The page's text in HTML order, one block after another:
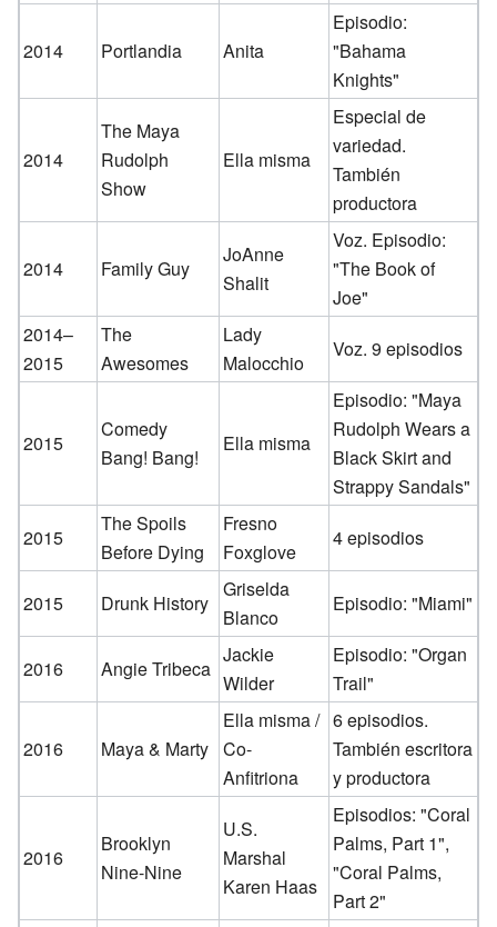
2014 Portlandia Anita
Episodio:
"Bahama
Knights"
2014
The Maya
Rudolph
Show
Ella misma
Especial de
variedad.
También
productora
2014 Family Guy
JoAnne
Shalit
Voz. Episodio:
"The Book of
Joe"
2014–
2015
The
Awesomes
Lady
Malocchio
Voz. 9 episodios
2015
Comedy
Bang! Bang!
Ella misma
Episodio: "Maya
Rudolph Wears a
Black Skirt and
Strappy Sandals"
2015
The Spoils
Before Dying
Fresno
Foxglove
4 episodios
2015 Drunk History
Griselda
Blanco
Episodio: "Miami"
2016 Angie Tribeca
Jackie
Wilder
Episodio: "Organ
Trail"
2016 Maya & Marty
Ella misma /
Co-
Anfitriona
6 episodios.
También escritora
y productora
2016
Brooklyn
Nine-Nine
U.S.
Marshal
Karen Haas
Episodios: "Coral
Palms, Part 1",
"Coral Palms,
Part 2"